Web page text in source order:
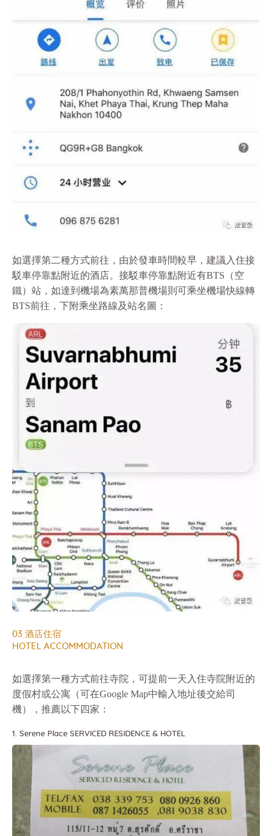
如選擇第二種方式前往，由於發車時間較早，建議入住接
駁車停靠點附近的酒店。接駁車停靠點附近有BTS（空
鐵）站，如達到機場為素萬那普機場則可乘坐機場快線轉
BTS前往，下附乘坐路線及站名圖：
03 酒店住宿
HOTEL ACCOMMODATION
如選擇第一種方式前往寺院，可提前一天入住寺院附近的
度假村或公寓（可在Google Map中輸入地址後交給司
機），推薦以下四家：
1. Serene Place SERVICED RESIDENCE & HOTEL